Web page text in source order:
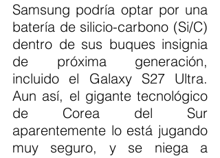
Samsung podría optar por una
batería de silicio-carbono (Si/C)
dentro de sus buques insignia
de próxima generación,
incluido el Galaxy S27 Ultra.
Aun así, el gigante tecnológico
de Corea del Sur
aparentemente lo está jugando
muy seguro, y se niega a